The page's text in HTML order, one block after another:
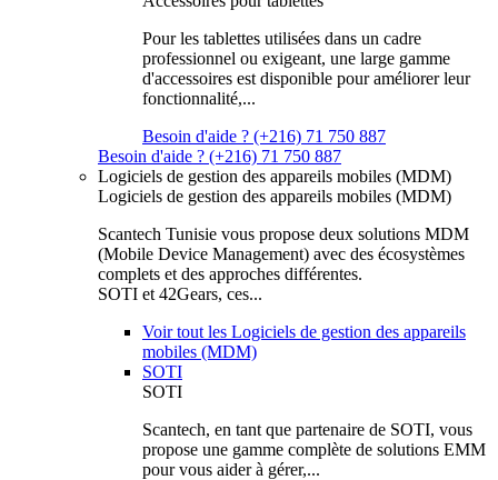
Pour les tablettes utilisées dans un cadre
professionnel ou exigeant, une large gamme
d'accessoires est disponible pour améliorer leur
fonctionnalité,...
Besoin d'aide ? (+216) 71 750 887
Besoin d'aide ? (+216) 71 750 887
Logiciels de gestion des appareils mobiles (MDM)
Logiciels de gestion des appareils mobiles (MDM)
Scantech Tunisie vous propose deux solutions MDM
(Mobile Device Management) avec des écosystèmes
complets et des approches différentes.
SOTI et 42Gears, ces...
Voir tout les Logiciels de gestion des appareils
mobiles (MDM)
SOTI
SOTI
Scantech, en tant que partenaire de SOTI, vous
propose une gamme complète de solutions EMM
pour vous aider à gérer,...